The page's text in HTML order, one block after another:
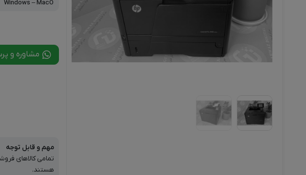
Windows – MacO
مشاوره و
مهم و قابل توجه
تمامی کالاهای
هستند.